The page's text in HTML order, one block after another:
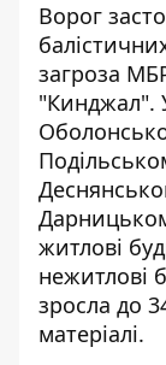
Ворог
загроза
"Кинджал".
житлові
нежитлові
зросла до
матеріалі.